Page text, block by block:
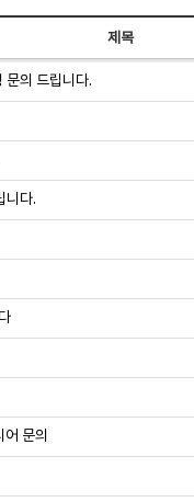
제목
문의 드립니다.
니다.
문의